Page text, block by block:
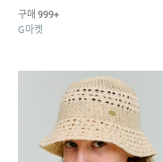
건 외 ~74%OFF
구매 999+
G마켓